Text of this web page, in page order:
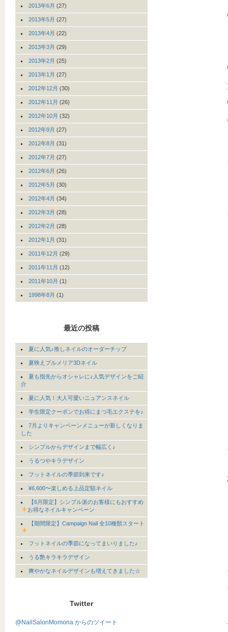
2013年6月 (27)
2013年5月 (27)
2013年4月 (22)
2013年3月 (29)
2013年2月 (25)
2013年1月 (27)
2012年12月 (30)
2012年11月 (26)
2012年10月 (32)
2012年9月 (27)
2012年8月 (31)
2012年7月 (27)
2012年6月 (26)
2012年5月 (30)
2012年4月 (34)
2012年3月 (28)
2012年2月 (28)
2012年1月 (31)
2011年12月 (29)
2011年11月 (12)
2011年10月 (1)
1998年8月 (1)
最近の投稿
夏に人気♪推しネイルのオーダーチップ
夏映えプルメリア3Dネイル
夏も指先からオシャレに♪人気デザインをご紹
介
夏に人気！大人可愛いニュアンスネイル
学生限定クーポンでお得にまつ毛エクステを♪
7月よりキャンペーンメニューが新しくなりま
した
シンプルからデザインまで幅広く♪
うるつやキラデザイン
フットネイルの季節到来です♪
¥6,600〜楽しめる上品定額ネイル
【6月限定】シンプル派のお客様にもおすすめ
お得なネイルキャンペーン
【期間限定】Campaign Nail 全10種類スタート
フットネイルの季節になってまいりました♪
うる艶キラキラデザイン
爽やかなネイルデザインも増えてきました☆
Twitter
@NailSalonMomona からのツイート